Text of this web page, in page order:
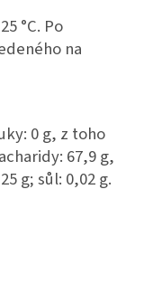
°C. Po
na
0 g, z toho
67,9 g,
g; sůl: 0,02 g.